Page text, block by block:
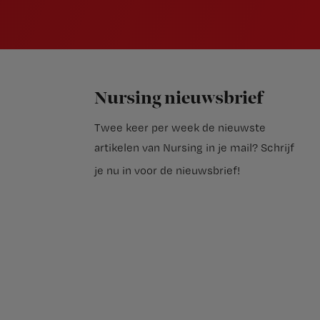
Nursing nieuwsbrief
Twee keer per week de nieuwste
artikelen van Nursing in je mail? Schrijf
je nu in voor de nieuwsbrief!